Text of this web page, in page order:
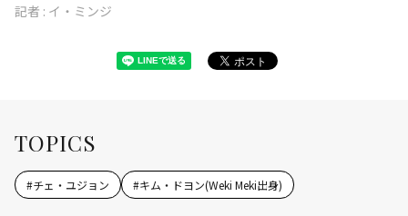
記者 : イ・ミンジ
TOPICS
#チェ・ユジョン #キム・ドヨン(Weki Meki出身)